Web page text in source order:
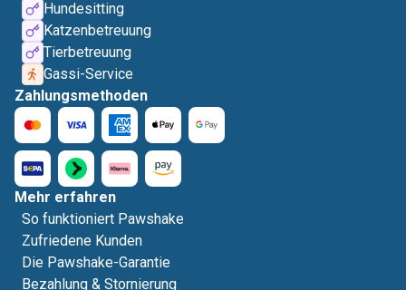
Hundesitting
Katzenbetreuung
Tierbetreuung
Gassi-Service
Zahlungsmethoden
Mehr erfahren
So funktioniert Pawshake
Zufriedene Kunden
Die Pawshake-Garantie
Bezahlung & Stornierung